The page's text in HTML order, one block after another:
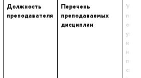
Должность
преподавателя
Перечень
преподаваемых
дисциплин